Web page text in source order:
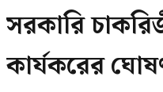
সরকারি
কার্যকরের